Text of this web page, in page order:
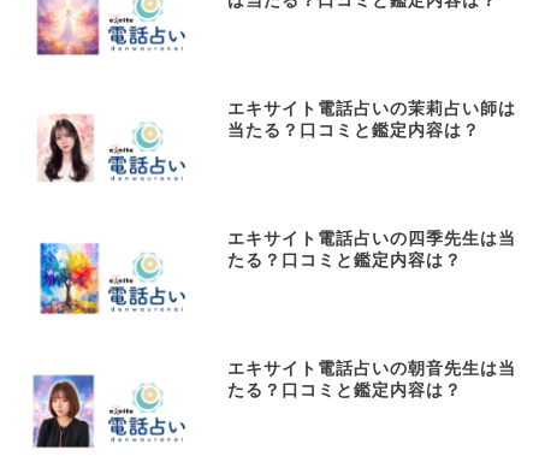
エキサイト電話占いの茉莉占い師は
当たる？口コミと鑑定内容は？
エキサイト電話占いの四季先生は当
たる？口コミと鑑定内容は？
エキサイト電話占いの朝音先生は当
たる？口コミと鑑定内容は？